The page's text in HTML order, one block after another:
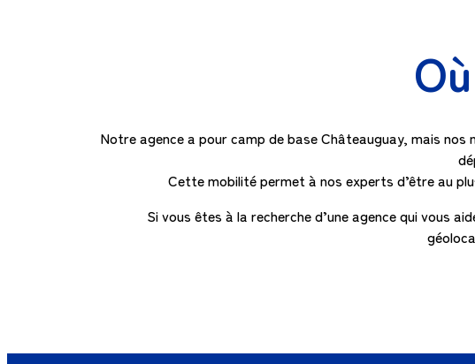
Notre agence a pour camp de base Châteauguay, mais
Cette mobilité permet à nos experts d’être au
Si vous êtes à la recherche d’une agence qui vous